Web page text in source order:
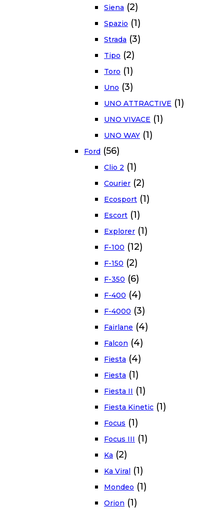
Siena (2)
Spazio (1)
Strada (3)
Tipo (2)
Toro (1)
Uno (3)
UNO ATTRACTIVE (1)
UNO VIVACE (1)
UNO WAY (1)
Ford (56)
Clio 2 (1)
Courier (2)
Ecosport (1)
Escort (1)
Explorer (1)
F-100 (12)
F-150 (2)
F-350 (6)
F-400 (4)
F-4000 (3)
Fairlane (4)
Falcon (4)
Fiesta (4)
Fiesta (1)
Fiesta II (1)
Fiesta Kinetic (1)
Focus (1)
Focus III (1)
Ka (2)
Ka Viral (1)
Mondeo (1)
Orion (1)